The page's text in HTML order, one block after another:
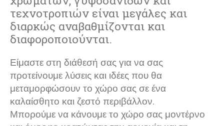
τεχνοτροπιών είναι μεγάλες και
διαρκώς αναβαθμίζονται και
διαφοροποιούνται.
Είμαστε στη διάθεσή σας για να σας
προτείνουμε λύσεις και ιδέες που θα
μεταμορφώσουν το χώρο σας σε ένα
καλαίσθητο και ζεστό περιβάλλον.
Μπορούμε να κάνουμε το χώρο σας μοντέρνο